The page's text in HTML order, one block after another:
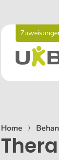
Home ⟩